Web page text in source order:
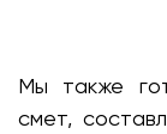
Мы также
смет,